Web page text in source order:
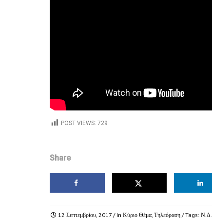
POST VIEWS: 729
Share
12 Σεπτεμβρίου, 2017 / In Κύριο Θέμα, Τηλεόραση / Tags: Ν.Δ.